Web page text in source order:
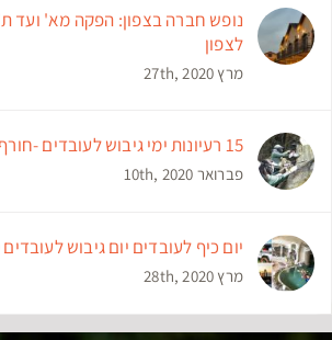
נופש חברה בצפון: הפקה מא' ועד
לצפון
מרץ 27th, 2020
15 רעיונות ימי גיבוש לעובדים -חורף בצפון
פברואר 10th, 2020
יום כיף לעובדים יום גיבוש
מרץ 28th, 2020